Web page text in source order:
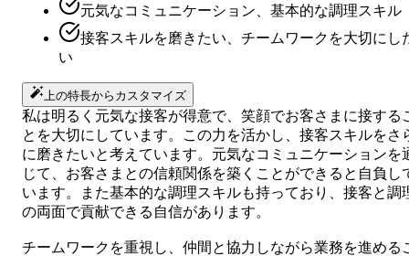
元気なコミュニケーション、基本的な調理スキル
接客スキルを磨きたい、チームワークを大切にし
い
上の特長からカスタマイズ
私は明るく元気な接客が得意で、笑顔でお客さまに接する
とを大切にしています。この力を活かし、接客スキルをさ
に磨きたいと考えています。元気なコミュニケーションを
じて、お客さまとの信頼関係を築くことができると自負し
います。また基本的な調理スキルも持っており、接客と調
の両面で貢献できる自信があります。
チームワークを重視し、仲間と協力しながら業務を進める